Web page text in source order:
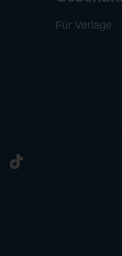
Für Verlage